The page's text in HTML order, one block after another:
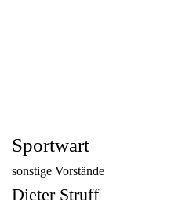
Sportwart
sonstige Vorstände
Dieter Struff